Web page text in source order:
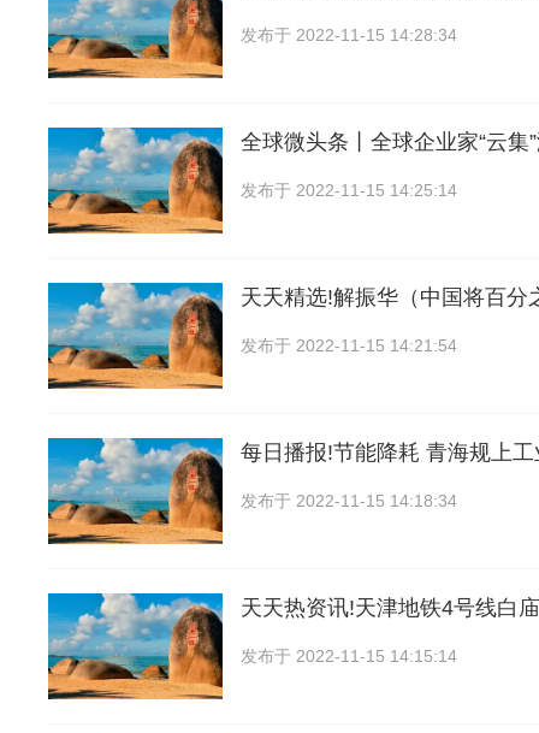
发布于 2022-11-15 14:28:34
全球微头条丨全球企业家“云集
发布于 2022-11-15 14:25:14
天天精选!解振华（中国将百分
发布于 2022-11-15 14:21:54
每日播报!节能降耗 青海规上
发布于 2022-11-15 14:18:34
天天热资讯!天津地铁4号线白
发布于 2022-11-15 14:15:14